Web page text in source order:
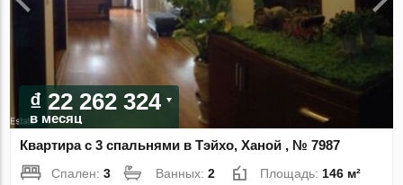
₫ 22 262 324
в месяц
Квартира с 3 спальнями в Тэйхо, Ханой , № 7987
Спален:3 Ванных:2 Площадь: 146 м²